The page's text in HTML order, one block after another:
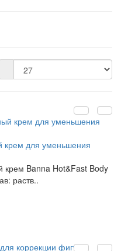
крем для уменьшения
Banna Hot&Fast Body
раств..